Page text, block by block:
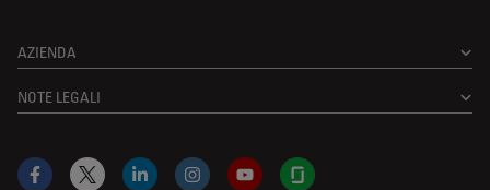
AZIENDA
NOTE LEGALI